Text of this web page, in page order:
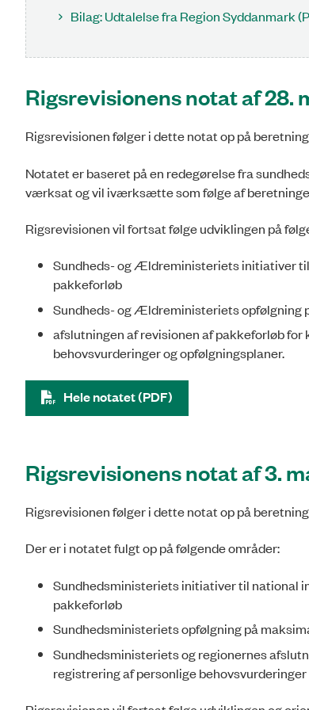
Bilag: Udtalelse fra Region Syddanmark
Rigsrevisionens notat af 28.
Rigsrevisionen følger i dette notat op på
Notatet er baseret på en redegørelse fra
værksat og vil iværksætte som følge af
Rigsrevisionen vil fortsat følge udviklingen på
Sundheds- og Ældreministeriets initiativer
pakkeforløb
Sundheds- og Ældreministeriets opfølgning
afslutningen af revisionen af pakkeforløb
behovsvurderinger og opfølgningsplaner.
Hele notatet (PDF)
Rigsrevisionens notat af 3.
Rigsrevisionen følger i dette notat op på
Der er i notatet fulgt op på følgende områder:
Sundhedsministeriets initiativer til national
pakkeforløb
Sundhedsministeriets opfølgning på
Sundhedsministeriets og regionernes
registrering af personlige